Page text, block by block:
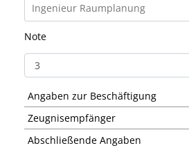
Note
Angaben zur Beschäftigung
Zeugnisempfänger
Abschließende Angaben